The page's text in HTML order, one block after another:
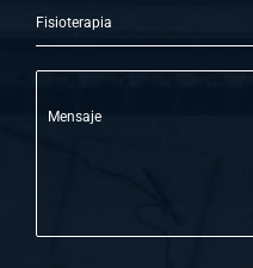
Fisioterapia
Mensaje